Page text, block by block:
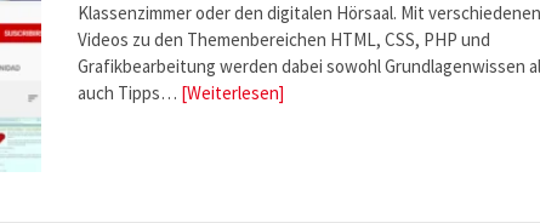
Klassenzimmer oder den digitalen Hörsaal. Mit verschiedenen
Videos zu den Themenbereichen HTML, CSS, PHP und
Grafikbearbeitung werden dabei sowohl Grundlagenwissen
auch Tipps… [Weiterlesen]